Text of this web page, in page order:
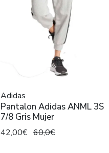
Adidas
Pantalon Adidas ANML 3S
7/8 Gris Mujer
42,00€ 60,0€